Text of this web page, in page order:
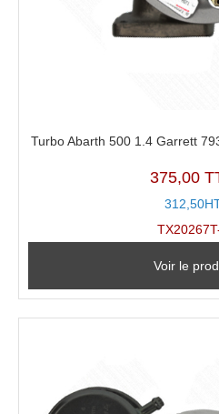
Turbo Abarth 500 1.4 Garrett
375,00
Voir le